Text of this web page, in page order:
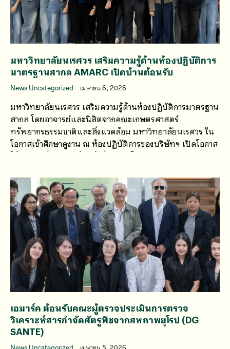
มหาวิทยาลัยนเรศวร เสริมความรู้ด้านห้องปฏิบัติการ
มาตรฐานสากล AMARC เปิดบ้านต้อนรับ
News Uncategorized เมษายน 6, 2026
มหาวิทยาลัยนเรศวร เสริมความรู้ด้านห้องปฏิบัติการมาตรฐาน
สากล โดยอาจารย์และนิสิตจากคณะเกษตรศาสตร์
ทรัพยากรธรรมชาติและสิ่งแวดล้อม มหาวิทยาลัยนเรศวร ใน
โอกาสเข้าศึกษาดูงาน ณ ห้องปฏิบัติการของบริษัทฯ เปิดโอกาส
ให้แลกเปลี่ยนความรู้กับผู้เชี่ยวชาญโดยตรง
เอมาร์ค ต้อนรับคณะผู้ตรวจประเมินการตรวจ
วิเคราะห์สารกำจัดศัตรูพืชจากสหภาพยุโรป (DG
SANTE)